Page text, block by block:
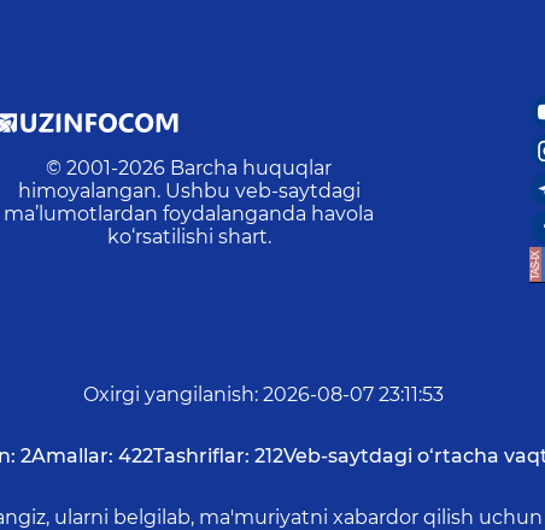
© 2001-2026 Barcha huquqlar
himoyalangan. Ushbu veb-saytdagi
ma’lumotlardan foydalanganda havola
ko‘rsatilishi shart.
Oxirgi yangilanish: 2026-08-07 23:11:53
2Amallar: 422Tashriflar: 212Veb-saytdagi o‘rtacha
ularni belgilab, ma'muriyatni xabardor qilish